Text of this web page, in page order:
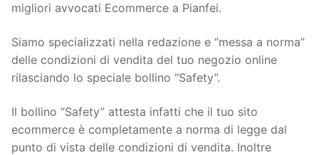
migliori avvocati Ecommerce a Pianfei.
Siamo specializzati nella redazione e “messa a norma”
delle condizioni di vendita del tuo negozio online
rilasciando lo speciale bollino “Safety”.
Il bollino “Safety” attesta infatti che il tuo sito
ecommerce è completamente a norma di legge dal
punto di vista delle condizioni di vendita. Inoltre